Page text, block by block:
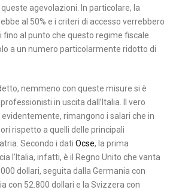
agevolazioni. In particolare, la
al 50% e i criteri di accesso verrebbero
al punto che questo regime fiscale
a un numero particolarmente ridotto di
nemmeno con queste misure si è
in uscita dall’Italia. Il vero
rimangono i salari che in
rispetto a quelli delle principali
Secondo i dati Ocse, la prima
l’Italia, infatti, è il Regno Unito che vanta
dollari, seguita dalla Germania con
con 52.800 dollari e la Svizzera con